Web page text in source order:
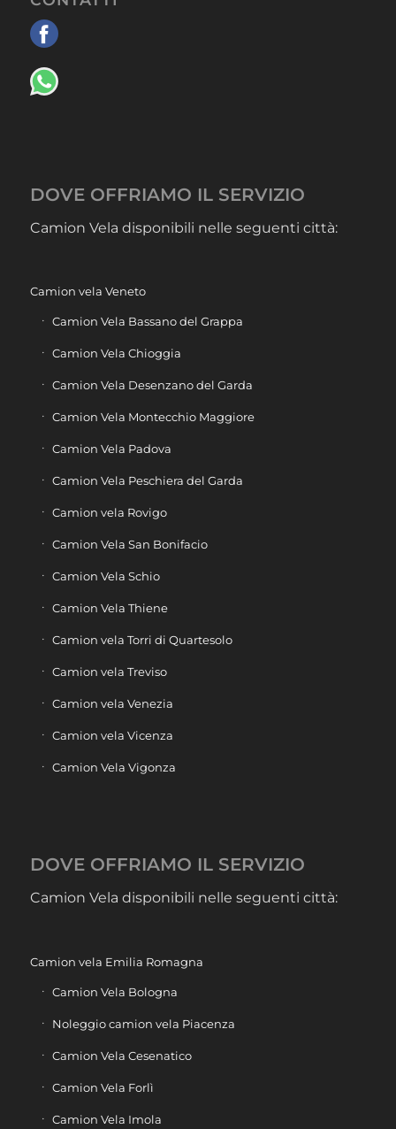
DOVE OFFRIAMO IL SERVIZIO
Camion Vela disponibili nelle seguenti città:
Camion vela Veneto
Camion Vela Bassano del Grappa
Camion Vela Chioggia
Camion Vela Desenzano del Garda
Camion Vela Montecchio Maggiore
Camion Vela Padova
Camion Vela Peschiera del Garda
Camion vela Rovigo
Camion Vela San Bonifacio
Camion Vela Schio
Camion Vela Thiene
Camion vela Torri di Quartesolo
Camion vela Treviso
Camion vela Venezia
Camion vela Vicenza
Camion Vela Vigonza
DOVE OFFRIAMO IL SERVIZIO
Camion Vela disponibili nelle seguenti città:
Camion vela Emilia Romagna
Camion Vela Bologna
Noleggio camion vela Piacenza
Camion Vela Cesenatico
Camion Vela Forlì
Camion Vela Imola